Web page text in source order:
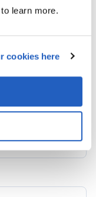
to learn more.
cookies here
si la base
la
no de